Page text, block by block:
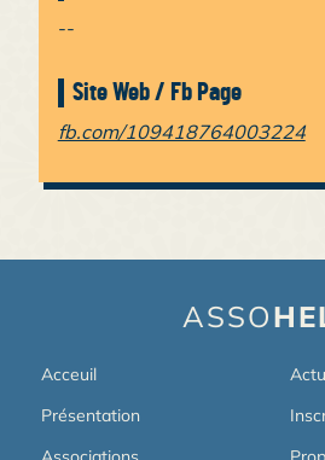
--
Site Web / Fb Page
fb.com/109418764003224
ASSO
Acceuil
Présentation